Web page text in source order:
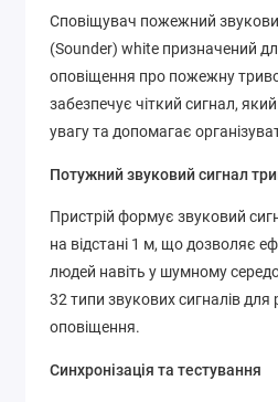
Сповіщувач пожежний
(Sounder) white призначений
оповіщення про пожежну
забезпечує чіткий сигнал,
увагу та допомагає
Потужний звуковий сигнал
Пристрій формує звуковий
на відстані 1 м, що дозволяє
людей навіть у шумному
32 типи звукових сигналів для
оповіщення.
Синхронізація та тестування